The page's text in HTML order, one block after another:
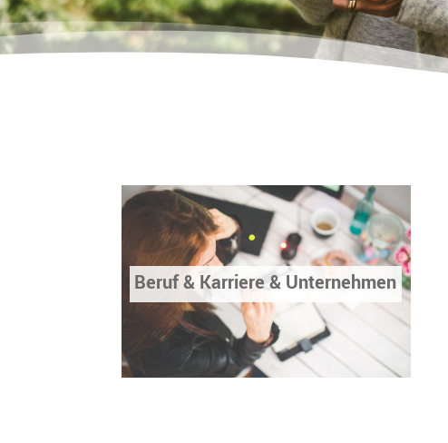
Beruf & Karriere & Unternehmen